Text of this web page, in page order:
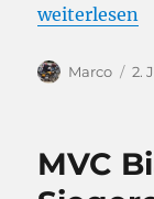
weiterlesen
Autor
Marco 2.
MVC